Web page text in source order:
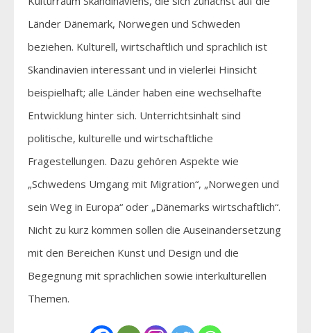
Länder Dänemark, Norwegen und Schweden
beziehen. Kulturell, wirtschaftlich und sprachlich ist
Skandinavien interessant und in vielerlei Hinsicht
beispielhaft; alle Länder haben eine wechselhafte
Entwicklung hinter sich. Unterrichtsinhalt sind
politische, kulturelle und wirtschaftliche
Fragestellungen. Dazu gehören Aspekte wie
„Schwedens Umgang mit Migration“, „Norwegen und
sein Weg in Europa“ oder „Dänemarks wirtschaftlich“.
Nicht zu kurz kommen sollen die Auseinandersetzung
mit den Bereichen Kunst und Design und die
Begegnung mit sprachlichen sowie interkulturellen
Themen.